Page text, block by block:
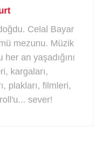
Celal Bayar
mezunu. Müzik
an yaşadığını
kargaları,
plakları, filmleri,
sever!